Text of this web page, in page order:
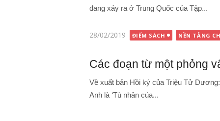
đang xảy ra ở Trung Quốc của Tập...
Đăng
28/02/2019 ĐIỂM SÁCH NỀN TẢNG
Các đoạn từ một phỏng
Về xuất bản Hồi ký của Triệu Tử
Anh là ‘Tù nhân của...